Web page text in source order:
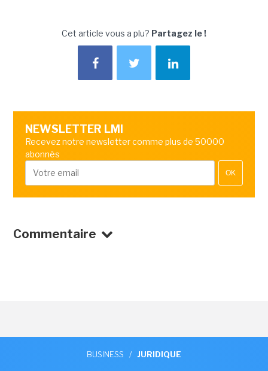
Cet article vous a plu? Partagez le !
NEWSLETTER LMI
Recevez notre newsletter comme plus de 50000
abonnés
OK
Commentaire
BUSINESS / JURIDIQUE